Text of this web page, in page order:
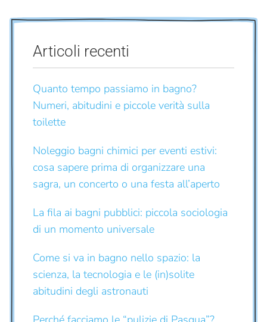
Articoli recenti
Quanto tempo passiamo in bagno?
Numeri, abitudini e piccole verità sulla
toilette
Noleggio bagni chimici per eventi estivi:
cosa sapere prima di organizzare una
sagra, un concerto o una festa all’aperto
La fila ai bagni pubblici: piccola sociologia
di un momento universale
Come si va in bagno nello spazio: la
scienza, la tecnologia e le (in)solite
abitudini degli astronauti